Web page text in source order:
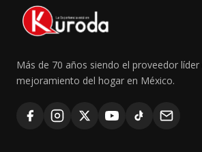
Más de 70 años siendo el proveedor
mejoramiento del hogar en México.